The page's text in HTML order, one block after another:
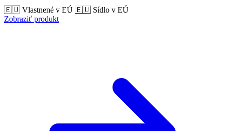
🇪🇺 Vlastnené v EÚ 🇪🇺 Sídlo v EÚ
Zobraziť produkt